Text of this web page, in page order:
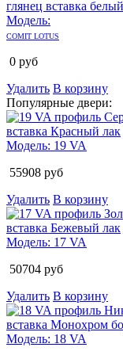
Модель:
COMIT LOTUS
0 руб
Удалить В корзину
Популярные двери:
Модель: 19 VA
55908 руб
Удалить В корзину
Модель: 17 VA
50704 руб
Удалить В корзину
Модель: 18 VA